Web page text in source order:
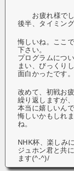
お疲れ様でし
後半、タイミン
悔しいね。ここ
下さい。
プログラムにつ
まい、びっくり
面白かったです。
改めて、初戦お
繰り返しますが
本当に嬉しいんで
悔しいかもしれ
ね。
NHK杯、楽しみ
ジュホン君と共
ます(^-^)/